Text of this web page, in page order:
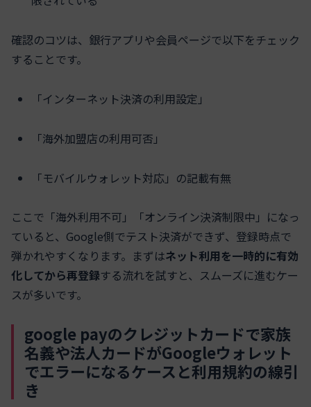
確認のコツは、銀行アプリや会員ページで以下をチェック
することです。
「インターネット決済の利用設定」
「海外加盟店の利用可否」
「モバイルウォレット対応」の記載有無
ここで「海外利用不可」「オンライン決済制限中」になっ
ていると、Google側でテスト決済ができず、登録時点で
弾かれやすくなります。まずはネット利用を一時的に有効
化してから再登録する流れを試すと、スムーズに進むケー
スが多いです。
google payのクレジットカードで家族
名義や法人カードがGoogleウォレット
でエラーになるケースと利用規約の線引
き